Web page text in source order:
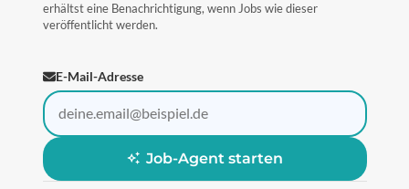
erhältst eine Benachrichtigung, wenn Jobs wie dieser
veröffentlicht werden.
E-Mail-Adresse
Job-Agent starten